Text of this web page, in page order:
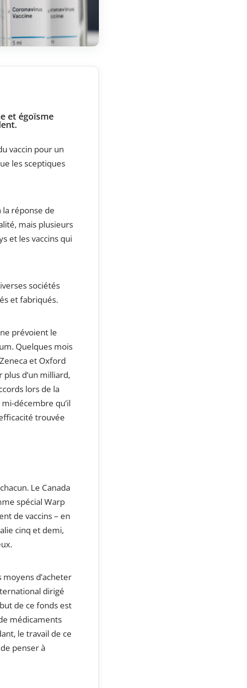
et égoïsme
vaccin pour un
les sceptiques
la réponse de
mais plusieurs
et les vaccins qui
sociétés
et fabriqués.
prévoient le
Quelques mois
et Oxford
d’un milliard,
lors de la
décembre qu’il
trouvée
Le Canada
spécial Warp
de vaccins – en
cinq et demi,
moyens d’acheter
dirigé
de ce fonds est
médicaments
le travail de ce
penser à